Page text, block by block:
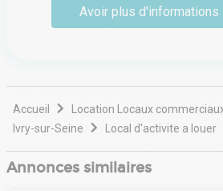
Avoir plus d'informations
Accueil Location Locaux
Ivry-sur-Seine
Local d'activite a louer
Annonces similaires